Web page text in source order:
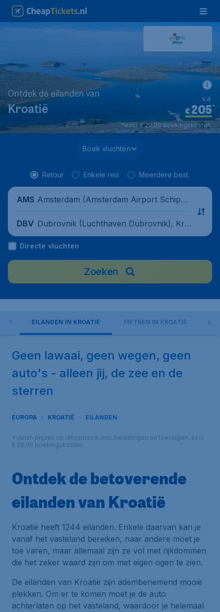
Ontdek de eilanden van
Kroatië €205*
v.a.
*excl. € 29,90 boekingskosten.
Boek vluchten
Retour Enkele reis Meerdere best.
AMS Amsterdam (Amsterdam Airport Schipho
DBV Dubrovnik (Luchthaven Dubrovnik), Kro
atië
Directe vluchten
Zoeken
EILANDEN IN KROATIË FIETSEN IN KROATIË
Geen lawaai, geen wegen, geen
auto's - alleen jij, de zee en de
sterren
EUROPA KROATIË EILANDEN
*Vanaf-prijzen op retourbasis, incl. belastingen en toeslagen, excl.
€ 29,90 boekingskosten.
Ontdek de betoverende
eilanden van Kroatië
Kroatië heeft 1244 eilanden. Enkele daarvan kan je
vanaf het vasteland bereiken, naar andere moet je
toe varen, maar allemaal zijn ze vol met rijkdommen
die het zeker waard zijn om met eigen ogen te zien.
De eilanden van Kroatië zijn adembenemend mooie
plekken. Om er te komen moet je de auto
achterlaten op het vasteland, waardoor je helemaal